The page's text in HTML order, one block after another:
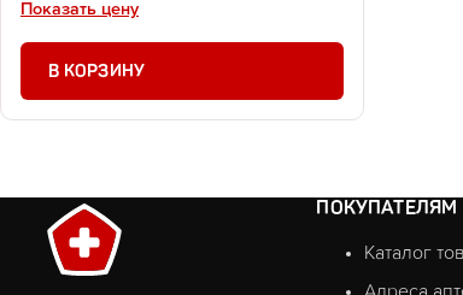
Показать цену
В КОРЗИНУ
ПОКУПАТЕЛЯМ
Каталог
Адреса